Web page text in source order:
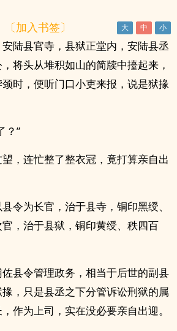
〔加入书签〕
陆县官寺，县狱正堂内，安陆县丞
将头从堆积如山的简牍中擡起来，
时，便听门口小吏来报，说是狱掾
？”
，连忙整了整衣冠，竟打算亲自出
令为长官，治于县寺，铜印黑绶、
，治于县狱，铜印黄绶、秩四百
县令管理政务，相当于后世的副县
，只是县丞之下分管诉讼刑狱的属
作为上司，实在没必要亲自出迎。